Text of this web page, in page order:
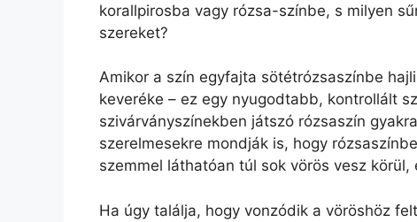
korallpirosba vagy rózsa-színbe, s milyen
szereket?
Amikor a szín egyfajta sötétrózsaszínbe
keveréke – ez egy nyugodtabb, kontrollált
szivárványszínekben játszó rózsaszín
szerelmesekre mondják is, hogy
szemmel láthatóan túl sok vörös vesz
Ha úgy találja, hogy vonzódik a vöröshöz